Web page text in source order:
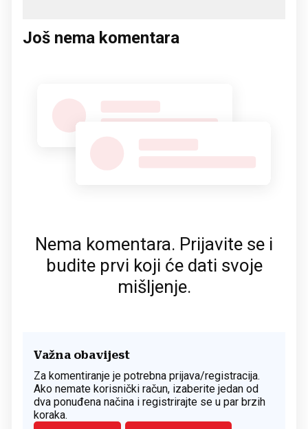
Još nema komentara
Nema komentara. Prijavite se i
budite prvi koji će dati svoje
mišljenje.
Važna obavijest
Za komentiranje je potrebna prijava/registracija.
Ako nemate korisnički račun, izaberite jedan od
dva ponuđena načina i registrirajte se u par brzih
koraka.